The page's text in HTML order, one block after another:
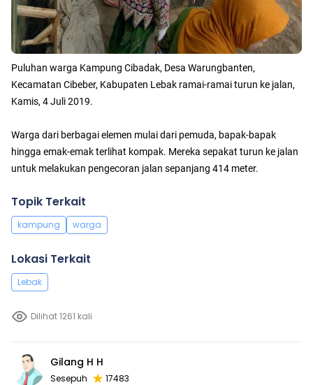
Puluhan warga Kampung Cibadak, Desa Warungbanten,
Kecamatan Cibeber, Kabupaten Lebak ramai-ramai turun ke jalan,
Kamis, 4 Juli 2019.
Warga dari berbagai elemen mulai dari pemuda, bapak-bapak
hingga emak-emak terlihat kompak. Mereka sepakat turun ke jalan
untuk melakukan pengecoran jalan sepanjang 414 meter.
Topik Terkait
kampung warga
Lokasi Terkait
Lebak
Dilihat 1261 kali
Gilang H H
Sesepuh 17483